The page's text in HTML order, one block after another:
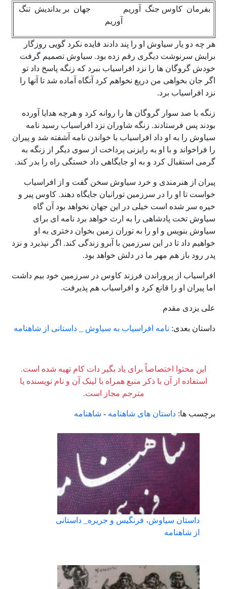
بفرمان کاوس جنگ آوریم جهان بر بداندیش تنگ
آوریم
هر چه دو یار سیاوش او را پند دادند فایده نکرد گویی روزگار
برایش سرنوشت دیگری رقم زده بود. سیاوش تصمیم گرفت
خودش گروگان ها را نزد افراسیاب ببرد که زنگه پاسخ داد تو
اگر جان بخواهی من دریغ نخواهم کرد آنگاه آماده شد تا آنها را
نزد افراسیاب برد.
زنگه با صد سوار گروگان ها را روانه کرد و هرچه هدایا آورده
بودند پس فرستادند. زنگه شاوران نزد افراسیاب رسید نامه
سیاوش را به او داد افراسیاب با خواندن نامه آشفته شد و پیران
را فراخواند و با او به رایزنی پرداخت از سوی دیگر از زنگه به
گرمی استقبال کرد و به او جایگاهی داد خستگی راه را بدر کند.
پیران از هنرمندی و خرد سیاوش سخن گفت و از افراسیاب
خواست تا او را در سرزمین تورانیان جایگاه دهند. کاوس پیر و
خیره سر شده است خیلی در این جهان نخواهد بود آن گاه
سیاوش تخت پادشاهی را به ارث خواهد برد نامه ای برای
سیاوش بنویس و او را به توران زمین بخوان دختری به او
خواهیم داد تا در این سرزمین با آبرو زندگی کند. اگر نپذیرد و نزد
پدر رود باز هم مهر ما در دلش خواهد بود.
افراسیاب از پروراندن فرزند کاوس در سرزمین خود بیم داشت
اما پیران او را قانع کرد و افراسیاب هم پذیرفت.
علی یزدی مقدم
داستان بعدی: نامه افراسیاب به سیاوش _ داستانی از شاهنامه
این محتوا اختصاصاً برای یاد بگیر دات کام تهیه شده است.
استفاده از آن با ذکر منبع همراه با لینک آن و نام نویسنده یا
مترجم مجاز است.
برچسب ها: داستان های شاهنامه - شاهنامه
داستان سیاوش، فرنگیس و جریره_ داستانی
از شاهنامه